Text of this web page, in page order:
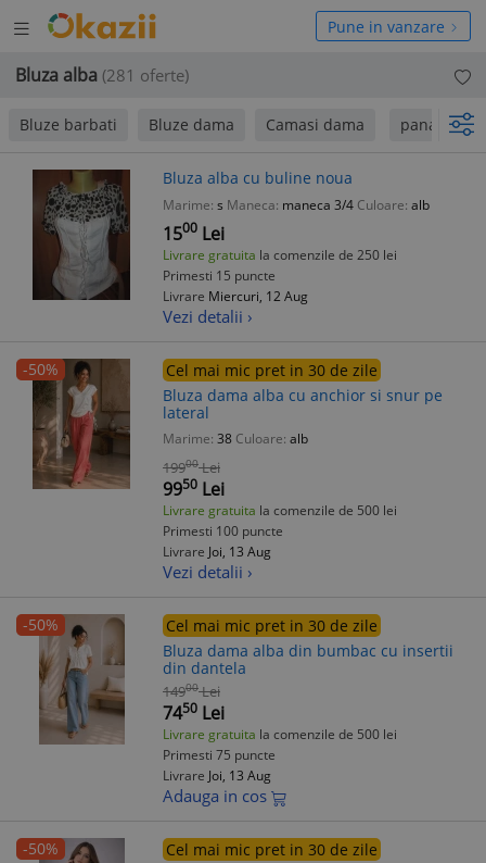
Deschide
meniul
Pune in vanzare
Bluza alba (281 oferte)
Bluze barbati Bluze dama Camasi dama pana la
Bluza alba cu buline noua
Marime: s Maneca: maneca 3/4 Culoare: alb
1500 Lei
Livrare gratuita la comenzile de 250 lei
Primesti 15 puncte
Livrare Miercuri, 12 Aug
Vezi detalii ›
-50%
Cel mai mic pret in 30 de zile
Bluza dama alba cu anchior si snur pe
lateral
Marime: 38 Culoare: alb
19900 Lei
9950 Lei
Livrare gratuita la comenzile de 500 lei
Primesti 100 puncte
Livrare Joi, 13 Aug
Vezi detalii ›
-50%
Cel mai mic pret in 30 de zile
Bluza dama alba din bumbac cu insertii
din dantela
14900 Lei
7450 Lei
Livrare gratuita la comenzile de 500 lei
Primesti 75 puncte
Livrare Joi, 13 Aug
Adauga in cos
-50%
Cel mai mic pret in 30 de zile